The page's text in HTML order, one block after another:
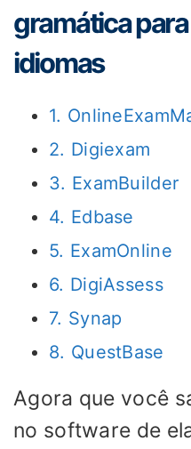
gramática
idiomas
1.
2. Digiexam
3. ExamBuilder
4. Edbase
5. ExamOnline
6. DigiAssess
7. Synap
8. QuestBase
Agora que você
no software de